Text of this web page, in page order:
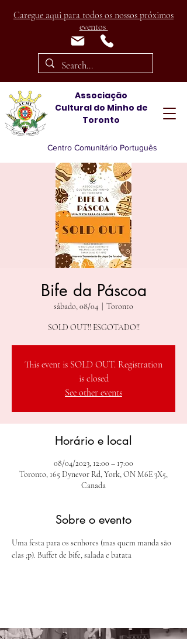
Caregue aqui para todos os nossos próximos
eventos
Associação
Cultural do Minho de
Toronto
Centro Comunitário Português
Bife da Páscoa
sábado, 08/04 Toronto
SOLD OUT!! ESGOTADO!!
This event is SOLD OUT. Registration
is closed
See other events
Horário e local
08/04/2023, 12:00 – 17:00
Toronto, 165 Dynevor Rd, York, ON M6E 3X5,
Canada
Sobre o evento
Uma festa para os senhores (mas quem manda são
elas ;p). Buffet de bife, salada e batata